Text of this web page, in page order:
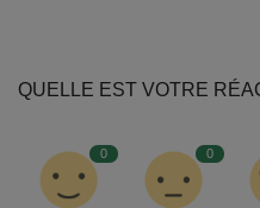
QUELLE EST VOTRE
0 0